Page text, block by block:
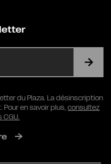
du Plaza. La désinscription
en savoir plus,consultez
CGU.